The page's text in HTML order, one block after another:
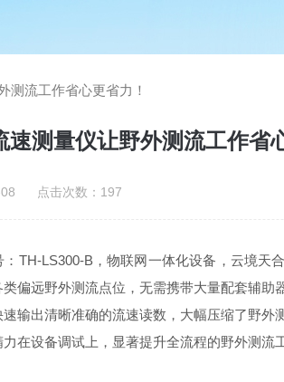
测流工作省心更省力！
测量仪让野外测流工作省
08 点击次数：197
TH-LS300-B，物联网一体化设备，云境天
偏远野外测流点位，无需携带大量配套辅助
输出清晰准确的流速读数，大幅压缩了野外
在设备调试上，显著提升全流程的野外测流